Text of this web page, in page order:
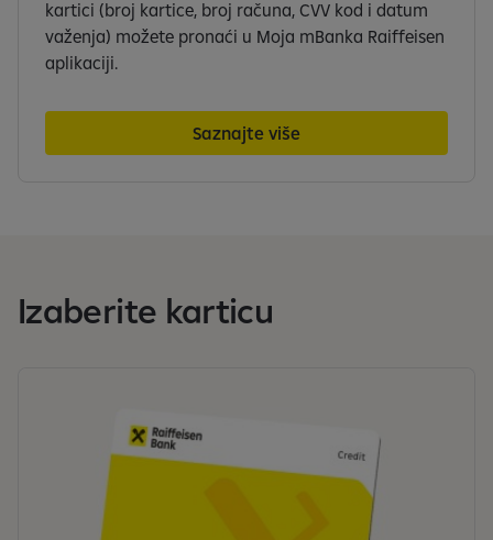
kartici (broj kartice, broj računa, CVV kod i datum
važenja) možete pronaći u Moja mBanka Raiffeisen
aplikaciji.
Saznajte više
Izaberite karticu